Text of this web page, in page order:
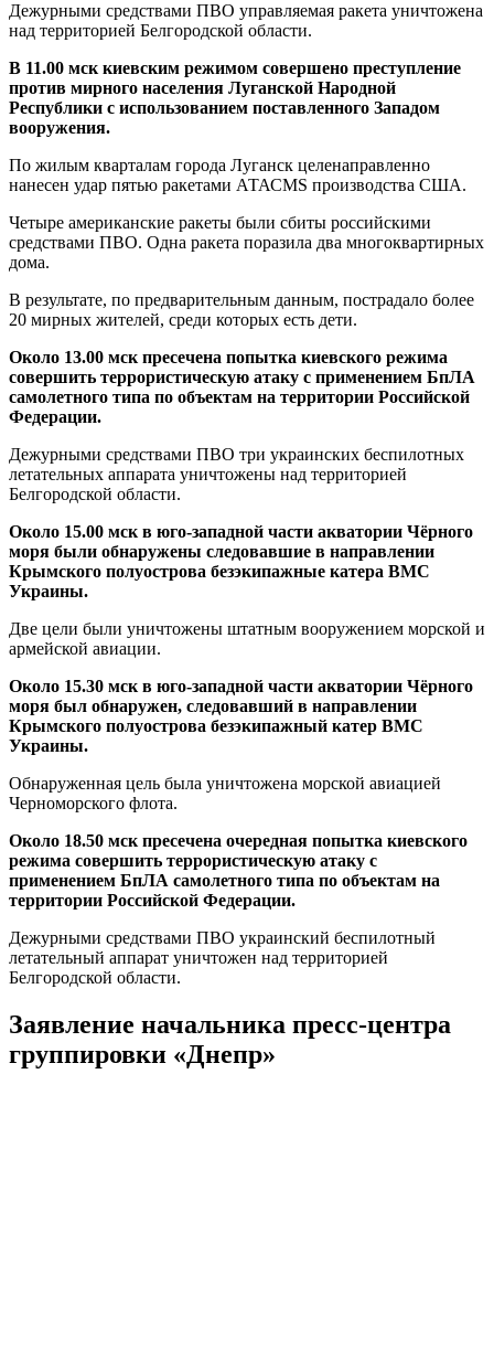
Дежурными средствами ПВО управляемая ракета уничтожена
над территорией Белгородской области.
В 11.00 мск киевским режимом совершено преступление
против мирного населения Луганской Народной
Республики с использованием поставленного Западом
вооружения.
По жилым кварталам города Луганск целенаправленно
нанесен удар пятью ракетами АТАСМS производства США.
Четыре американские ракеты были сбиты российскими
средствами ПВО. Одна ракета поразила два многоквартирных
дома.
В результате, по предварительным данным, пострадало более
20 мирных жителей, среди которых есть дети.
Около 13.00 мск пресечена попытка киевского режима
совершить террористическую атаку c применением БпЛА
самолетного типа по объектам на территории Российской
Федерации.
Дежурными средствами ПВО три украинских беспилотных
летательных аппарата уничтожены над территорией
Белгородской области.
Около 15.00 мск в юго-западной части акватории Чёрного
моря были обнаружены следовавшие в направлении
Крымского полуострова безэкипажные катера ВМС
Украины.
Две цели были уничтожены штатным вооружением морской и
армейской авиации.
Около 15.30 мск в юго-западной части акватории Чёрного
моря был обнаружен, следовавший в направлении
Крымского полуострова безэкипажный катер ВМС
Украины.
Обнаруженная цель была уничтожена морской авиацией
Черноморского флота.
Около 18.50 мск пресечена очередная попытка киевского
режима совершить террористическую атаку c
применением БпЛА самолетного типа по объектам на
территории Российской Федерации.
Дежурными средствами ПВО украинский беспилотный
летательный аппарат уничтожен над территорией
Белгородской области.
Заявление начальника пресс-центра
группировки «Днепр»